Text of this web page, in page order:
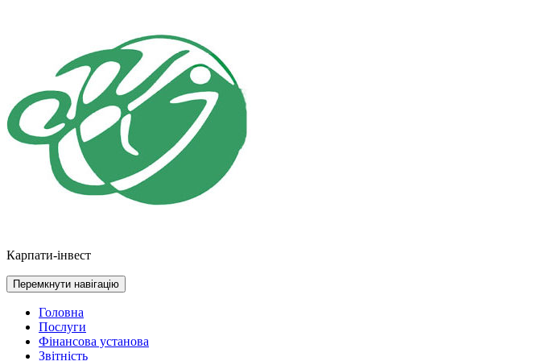
Карпати-інвест
Перемкнути навігацію
Головна
Послуги
Фінансова установа
Звітність